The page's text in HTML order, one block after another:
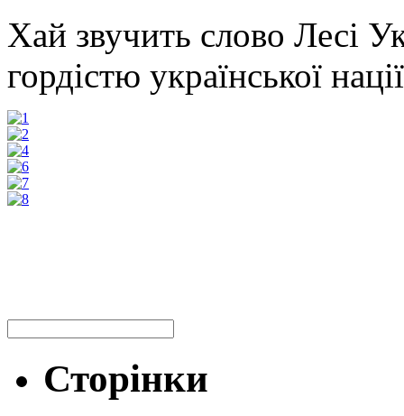
Хай звучить слово Лесі
гордістю української
Сторінки